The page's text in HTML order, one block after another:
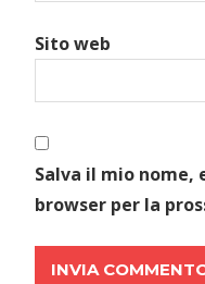
Sito web
Salva il mio nome,
browser per la